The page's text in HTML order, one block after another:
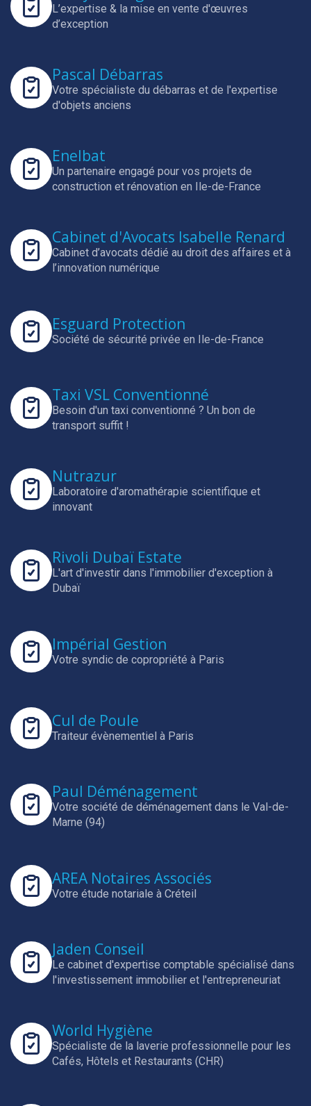
L’expertise & la mise en vente d'œuvres
d’exception
Pascal Débarras
Votre spécialiste du débarras et de l'expertise
d'objets anciens
Enelbat
Un partenaire engagé pour vos projets de
construction et rénovation en Ile-de-France
Cabinet d'Avocats Isabelle Renard
Cabinet d’avocats dédié au droit des affaires et à
l’innovation numérique
Esguard Protection
Société de sécurité privée en Ile-de-France
Taxi VSL Conventionné
Besoin d'un taxi conventionné ? Un bon de
transport suffit !
Nutrazur
Laboratoire d'aromathérapie scientifique et
innovant
Rivoli Dubaï Estate
L'art d'investir dans l'immobilier d'exception à
Dubaï
Impérial Gestion
Votre syndic de copropriété à Paris
Cul de Poule
Traiteur évènementiel à Paris
Paul Déménagement
Votre société de déménagement dans le Val-de-
Marne (94)
AREA Notaires Associés
Votre étude notariale à Créteil
Jaden Conseil
Le cabinet d'expertise comptable spécialisé dans
l'investissement immobilier et l'entrepreneuriat
World Hygiène
Spécialiste de la laverie professionnelle pour les
Cafés, Hôtels et Restaurants (CHR)